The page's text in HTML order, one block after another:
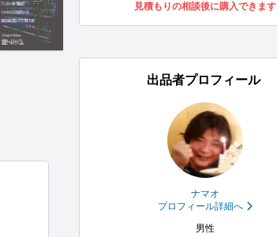
見積もりの相談後に購入できます
出品者プロフィール
ナマオ
プロフィール詳細へ
男性